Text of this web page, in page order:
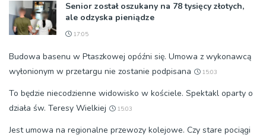
Senior został oszukany na 78 tysięcy złotych,
ale odzyska pieniądze
17:05
Budowa basenu w Ptaszkowej opóźni się. Umowa z wykonawcą
wyłonionym w przetargu nie zostanie podpisana
15:03
To będzie niecodzienne widowisko w kościele. Spektakl oparty o
działa św. Teresy Wielkiej
15:03
Jest umowa na regionalne przewozy kolejowe. Czy stare pociągi